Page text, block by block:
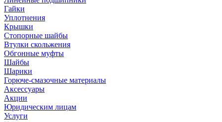
Гайки
Уплотнения
Крышки
Стопорные шайбы
Втулки скольжения
Обгонные муфты
Шайбы
Шарики
Горюче-смазочные материалы
Аксессуары
Акции
Юридическим лицам
Услуги